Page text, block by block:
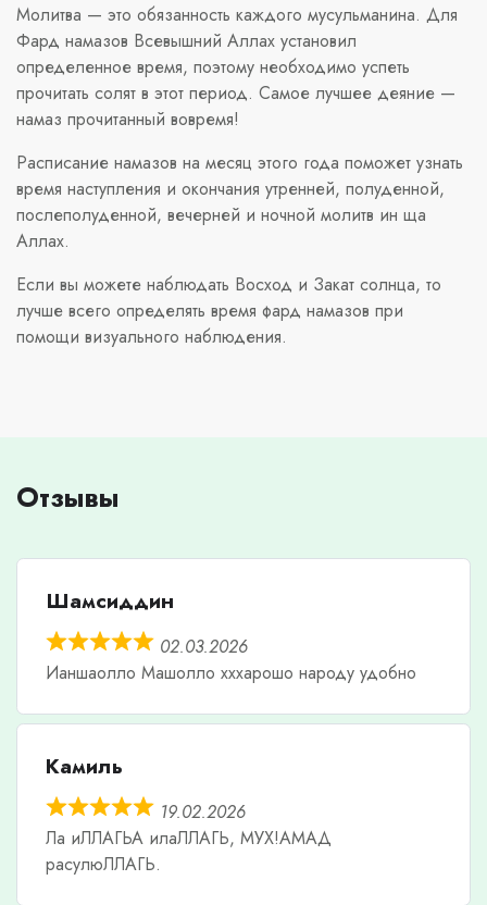
Молитва — это обязанность каждого мусульманина. Для
Фард намазов Всевышний Аллах установил
определенное время, поэтому необходимо успеть
прочитать солят в этот период. Самое лучшее деяние —
намаз прочитанный вовремя!
Расписание намазов на месяц этого года поможет узнать
время наступления и окончания утренней, полуденной,
послеполуденной, вечерней и ночной молитв ин ща
Аллах.
Если вы можете наблюдать Восход и Закат солнца, то
лучше всего определять время фард намазов при
помощи визуального наблюдения.
Отзывы
Шамсиддин
02.03.2026
Ианшаолло Машолло хххарошо народу удобно
Камиль
19.02.2026
Ла иЛЛАГЬА илаЛЛАГЬ, МУХ!АМАД
расулюЛЛАГЬ.